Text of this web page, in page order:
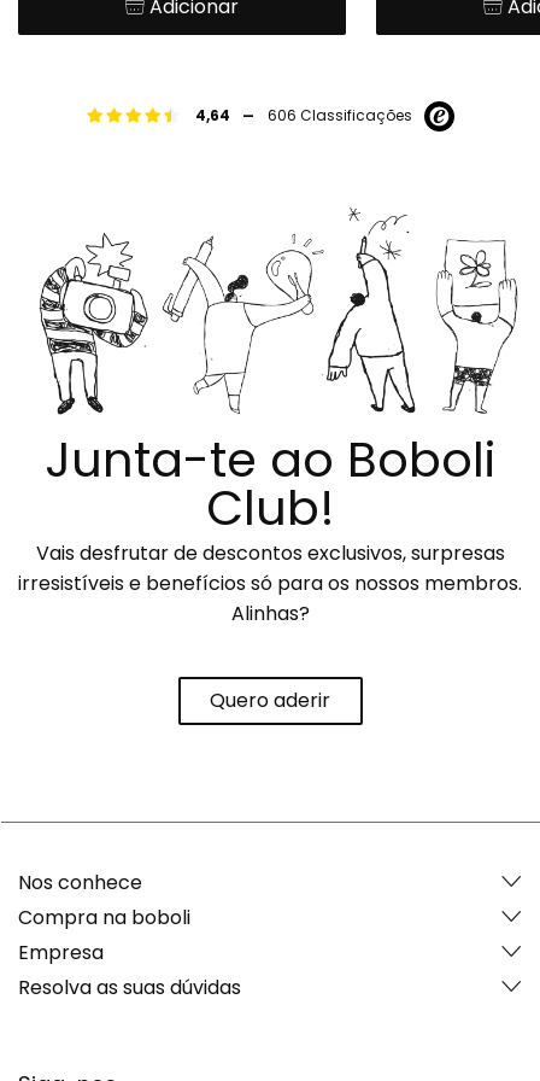
Adicionar
4,64 - 606 Classificações
Junta-te ao Boboli
Club!
Vais desfrutar de descontos exclusivos, surpresas
irresistíveis e benefícios só para os nossos membros.
Alinhas?
Quero aderir
Nos conhece
Compra na boboli
Empresa
Resolva as suas dúvidas